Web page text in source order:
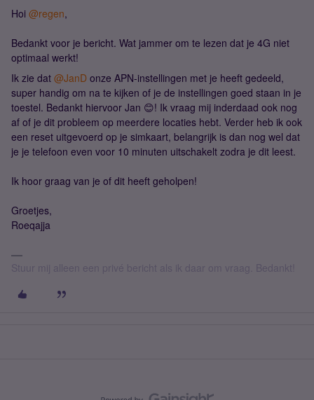
Hoi @regen,
Bedankt voor je bericht. Wat jammer om te lezen dat je 4G niet
optimaal werkt!
Ik zie dat @JanD onze APN-instellingen met je heeft gedeeld,
super handig om na te kijken of je de instellingen goed staan in je
toestel. Bedankt hiervoor Jan 😊! Ik vraag mij inderdaad ook nog
af of je dit probleem op meerdere locaties hebt. Verder heb ik ook
een reset uitgevoerd op je simkaart, belangrijk is dan nog wel dat
je je telefoon even voor 10 minuten uitschakelt zodra je dit leest.
Ik hoor graag van je of dit heeft geholpen!
Groetjes,
Roeqajja
Stuur mij alleen een privé bericht als ik daar om vraag. Bedankt!